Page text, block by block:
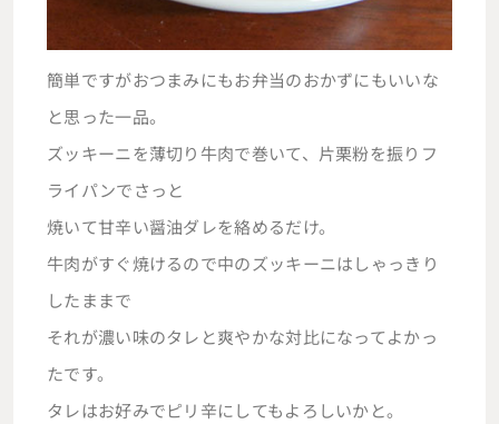
簡単ですがおつまみにもお弁当のおかずにもいいな
と思った一品。
ズッキーニを薄切り牛肉で巻いて、片栗粉を振りフ
ライパンでさっと
焼いて甘辛い醤油ダレを絡めるだけ。
牛肉がすぐ焼けるので中のズッキーニはしゃっきり
したままで
それが濃い味のタレと爽やかな対比になってよかっ
たです。
タレはお好みでピリ辛にしてもよろしいかと。